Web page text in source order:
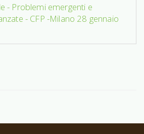
- Problemi emergenti e
- CFP -Milano 28 gennaio